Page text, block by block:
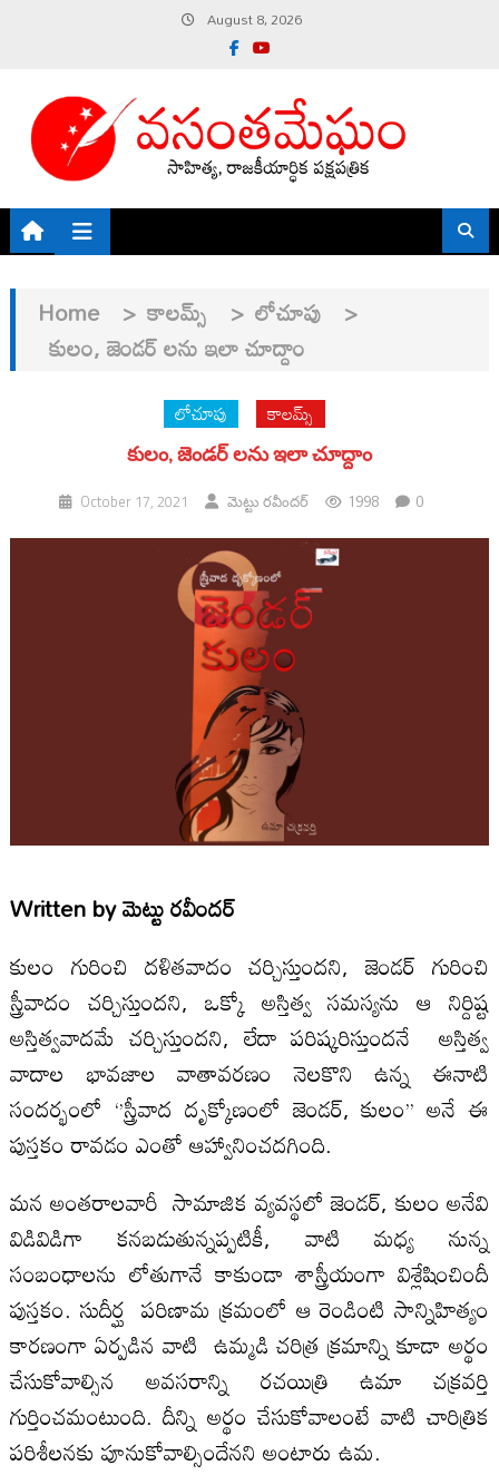
content
August 8, 2026
Home > కాలమ్స్ > లోచూపు >
కులం, జెండర్ లను ఇలా చూద్దాం
లోచూపు కాలమ్స్
కులం, జెండర్ లను ఇలా చూద్దాం
October 17, 2021 మెట్టు రవీందర్ 1998 0
Written byమెట్టు రవీందర్
కులం గురించి దళితవాదం చర్చిస్తుందని, జెండర్ గురించి
స్త్రీవాదం చర్చిస్తుందని, ఒక్కో అస్తిత్వ సమస్యను ఆ నిర్దిష్ట
అస్తిత్వవాదమే చర్చిస్తుందని, లేదా పరిష్కరిస్తుందనే అస్తిత్వ
వాదాల భావజాల వాతావరణం నెలకొని ఉన్న ఈనాటి
సందర్భంలో ‘’స్త్రీవాద దృక్కోణంలో జెండర్, కులం’’ అనే ఈ
పుస్తకం రావడం ఎంతో ఆహ్వానించదగింది.
మన అంతరాలవారీ సామాజిక వ్యవస్థలో జెండర్, కులం అనేవి
విడివిడిగా కనబడుతున్నప్పటికీ, వాటి మధ్య నున్న
సంబంధాలను లోతుగానే కాకుండా శాస్త్రీయంగా విశ్లేషించిందీ
పుస్తకం. సుదీర్ఘ పరిణామ క్రమంలో ఆ రెండింటి సాన్నిహిత్యం
కారణంగా ఏర్పడిన వాటి ఉమ్మడి చరిత్ర క్రమాన్ని కూడా అర్థం
చేసుకోవాల్సిన అవసరాన్ని రచయిత్రి ఉమా చక్రవర్తి
గుర్తించమంటుంది. దీన్ని అర్థం చేసుకోవాలంటే వాటి చారిత్రిక
పరిశీలనకు పూనుకోవాల్సిందేనని అంటారు ఉమ.